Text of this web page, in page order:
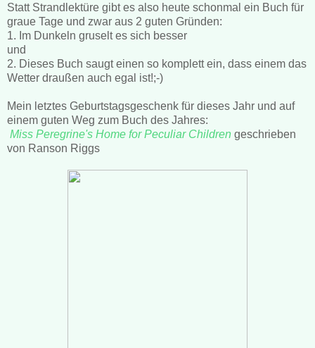
Statt Strandlektüre gibt es also heute schonmal ein Buch für
graue Tage und zwar aus 2 guten Gründen:
1. Im Dunkeln gruselt es sich besser
und
2. Dieses Buch saugt einen so komplett ein, dass einem das
Wetter draußen auch egal ist!;-)
Mein letztes Geburtstagsgeschenk für dieses Jahr und auf
einem guten Weg zum Buch des Jahres:
Miss Peregrine's Home for Peculiar Children geschrieben
von Ranson Riggs